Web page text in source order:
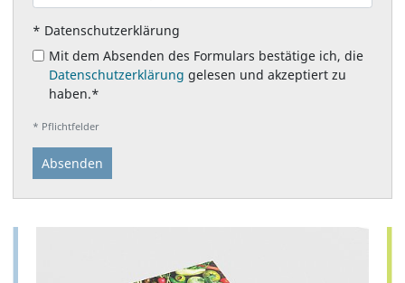
* Datenschutzerklärung
Mit dem Absenden des Formulars bestätige ich, die
Datenschutzerklärung gelesen und akzeptiert zu
haben.*
* Pflichtfelder
Absenden